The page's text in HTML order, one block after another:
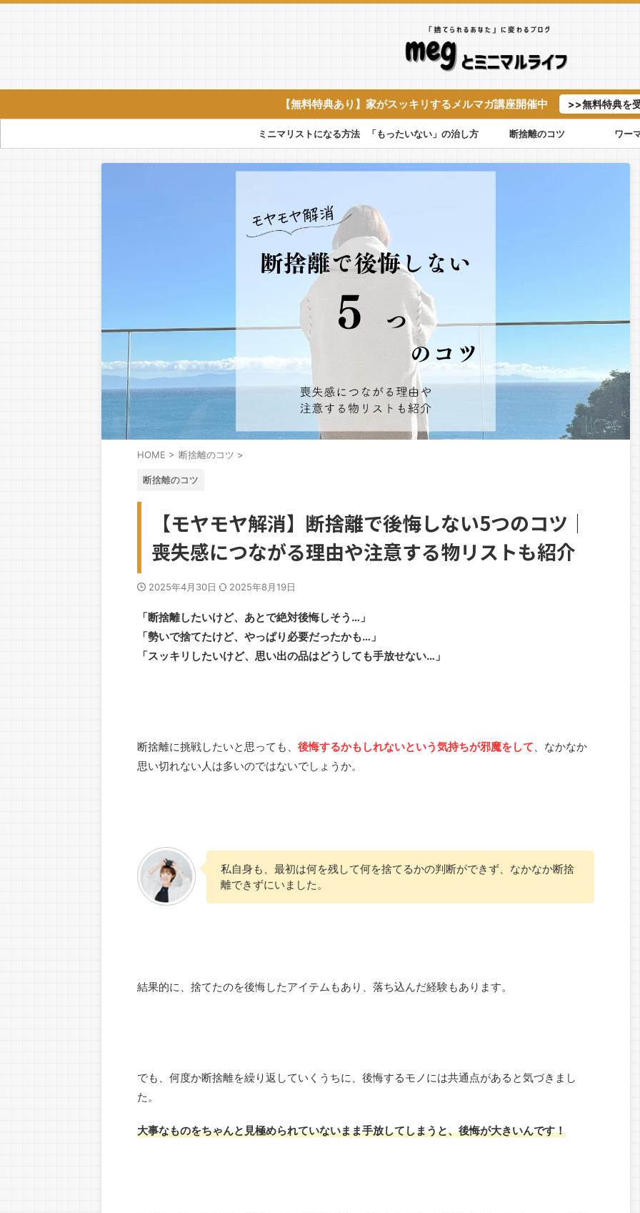
【無料特典あり】家がスッキリするメルマガ講座開催中 >>無料特典を
ミニマリストになる方法 「もったいない」の治し方 断捨離のコツ ワー
HOME > 断捨離のコツ >
断捨離のコツ
【モヤモヤ解消】断捨離で後悔しない5つのコツ｜
喪失感につながる理由や注意する物リストも紹介
2025年4月30日 2025年8月19日
「断捨離したいけど、あとで絶対後悔しそう…」
「勢いで捨てたけど、やっぱり必要だったかも…」
「スッキリしたいけど、思い出の品はどうしても手放せない…」
断捨離に挑戦したいと思っても、 後悔するかもしれないという気持ちが邪魔をして、なかなか
思い切れない人は多いのではないでしょうか。
私自身も、最初は何を残して何を捨てるかの判断ができず、なかなか断捨
離できずにいました。
結果的に、捨てたのを後悔したアイテムもあり、落ち込んだ経験もあります。
でも、何度か断捨離を繰り返していくうちに、後悔するモノには共通点があると気づきまし
た。
大事なものをちゃんと見極められていないまま手放してしまうと、後悔が大きいんです！